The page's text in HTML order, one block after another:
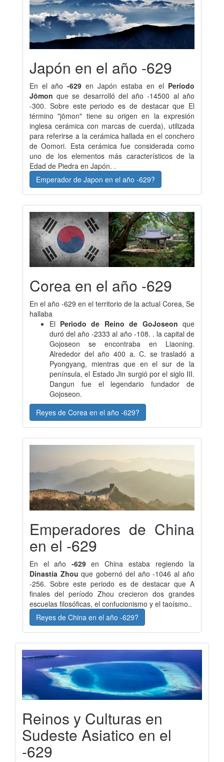
Japón en el año -629
En el año -629 en Japón estaba en el Período
Jōmon que se desarrolló del año -14500 al año
-300. Sobre este periodo es de destacar que El
término "jōmon" tiene su origen en la expresión
inglesa cerámica con marcas de cuerda), utilizada
para referirse a la cerámica hallada en el conchero
de Oomori. Esta cerámica fue considerada como
uno de los elementos más característicos de la
Edad de Piedra en Japón. .
Emperador de Japon en el año -629?
Corea en el año -629
En el año -629 en el territorio de la actual Corea, Se
hallaba
El Periodo de Reino de GoJoseon que
duró del año -2333 al año -108. . la capital de
Gojoseon se encontraba en Liaoning.
Alrededor del año 400 a. C. se trasladó a
Pyongyang, mientras que en el sur de la
península, el Estado Jin surgió por el siglo III.
Dangun fue el legendario fundador de
Gojoseon.
Reyes de Corea en el año -629?
Emperadores de China
en el -629
En el año -629 en China estaba regiendo la
Dinastía Zhou que gobernó del año -1046 al año
-256. Sobre este periodo es de destacar que A
finales del período Zhou crecieron dos grandes
escuelas filosóficas, el confucionismo y el taoísmo..
Reyes de China en el año -629?
Reinos y Culturas en
Sudeste Asiatico en el
-629